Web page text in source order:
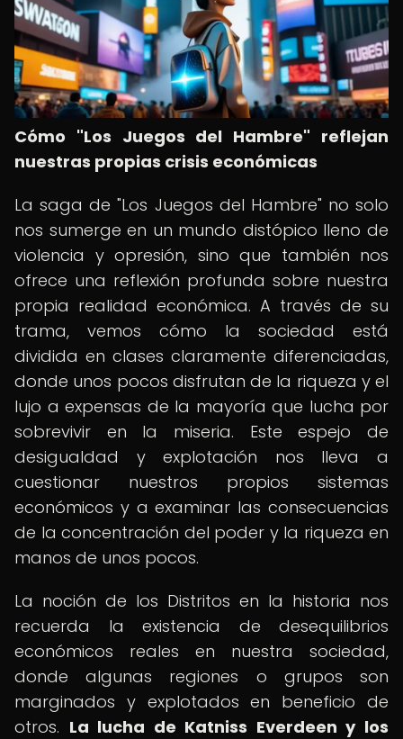
Cómo "Los Juegos del Hambre" reflejan
nuestras propias crisis económicas
La saga de "Los Juegos del Hambre" no solo
nos sumerge en un mundo distópico lleno de
violencia y opresión, sino que también nos
ofrece una reflexión profunda sobre nuestra
propia realidad económica. A través de su
trama, vemos cómo la sociedad está
dividida en clases claramente diferenciadas,
donde unos pocos disfrutan de la riqueza y el
lujo a expensas de la mayoría que lucha por
sobrevivir en la miseria. Este espejo de
desigualdad y explotación nos lleva a
cuestionar nuestros propios sistemas
económicos y a examinar las consecuencias
de la concentración del poder y la riqueza en
manos de unos pocos.
La noción de los Distritos en la historia nos
recuerda la existencia de desequilibrios
económicos reales en nuestra sociedad,
donde algunas regiones o grupos son
marginados y explotados en beneficio de
otros. La lucha de Katniss Everdeen y los